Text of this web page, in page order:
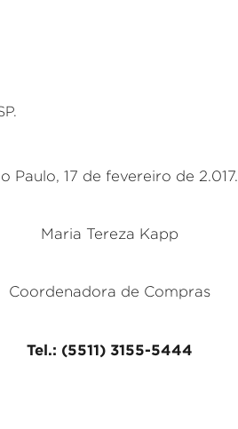
Paulo, 17 de fevereiro de 2.017.
Maria Tereza Kapp
Coordenadora de Compras
Tel.: (5511) 3155-5444